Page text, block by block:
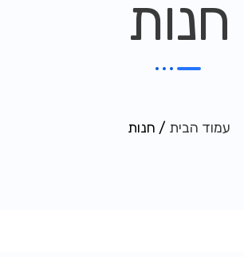
חנות
עמוד הבית / חנות